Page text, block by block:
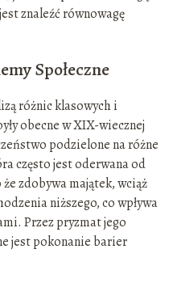
znaleźć równowagę
Społeczne
różnic klasowych i
obecne w XIX-wiecznej
podzielone na różne
często jest oderwana od
zdobywa majątek, wciąż
niższego, co wpływa
Przez pryzmat jego
jest pokonanie barier